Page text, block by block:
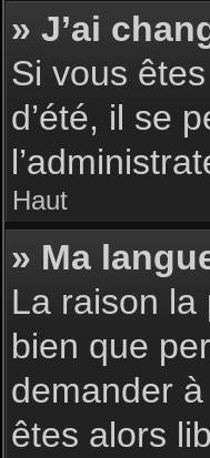
» J’ai
Si vous
d’été, il se
Haut
» Ma
La raison la
bien que
demander à
êtes alors